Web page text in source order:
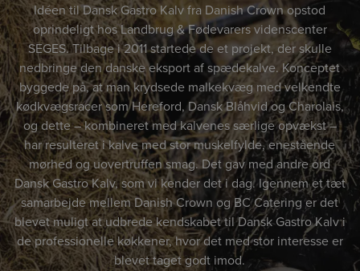
Idéen til Dansk Gastro Kalv fra Danish Crown opstod
oprindeligt hos Landbrug & Fødevarers videnscenter
SEGES. Tilbage i 2011 startede de et projekt, der skulle
nedbringe den danske eksport af spædekalve. Konceptet
byggede på, at man krydsede malkekvæg med velkendte
kødkvægsracer som Hereford, Dansk Blåhvid og Charolais,
og dette – kombineret med kalvenes særlige opvækst –
har resulteret i kalve med stor muskelfylde, enestående
mørhed og uovertruffen smag. Det gav med andre ord
Dansk Gastro Kalv, som vi kender det i dag. Igennem et tæt
samarbejde mellem Danish Crown og BC Catering er det
blevet muligt at udbrede kendskabet til Dansk Gastro Kalv i
de professionelle køkkener, hvor det med stor interesse er
blevet taget godt imod.